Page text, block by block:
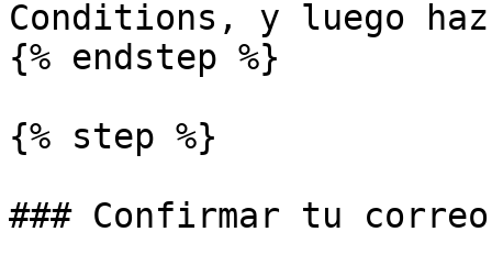
Conditions, y luego
{% endstep %}
{% step %}
### Confirmar tu